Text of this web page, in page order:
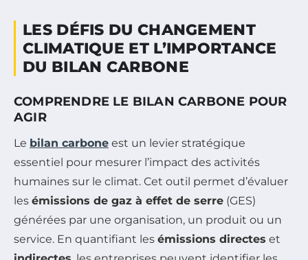
LES DÉFIS DU CHANGEMENT
CLIMATIQUE ET L’IMPORTANCE
DU BILAN CARBONE
COMPRENDRE LE BILAN CARBONE POUR
AGIR
Le bilan carbone est un levier stratégique
essentiel pour mesurer l’impact des activités
humaines sur le climat. Cet outil permet d’évaluer
les émissions de gaz à effet de serre (GES)
générées par une organisation, un produit ou un
service. En quantifiant les émissions directes et